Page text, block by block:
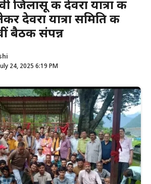
जिलासू की देवरा यात्रा की
देवरा यात्रा समिति की
बैठक संपन्न
24, 2025 6:19 PM